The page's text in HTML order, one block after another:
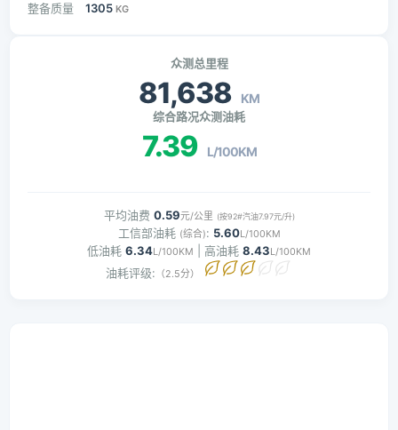
整备质量 1305 KG
众测总里程
81,638 KM
综合路况众测油耗
7.39 L/100KM
平均油费 0.59元/公里 (按92#汽油7.97元/升)
工信部油耗 (综合): 5.60L/100KM
低油耗 6.34L/100KM | 高油耗 8.43L/100KM
油耗评级: （2.5分）